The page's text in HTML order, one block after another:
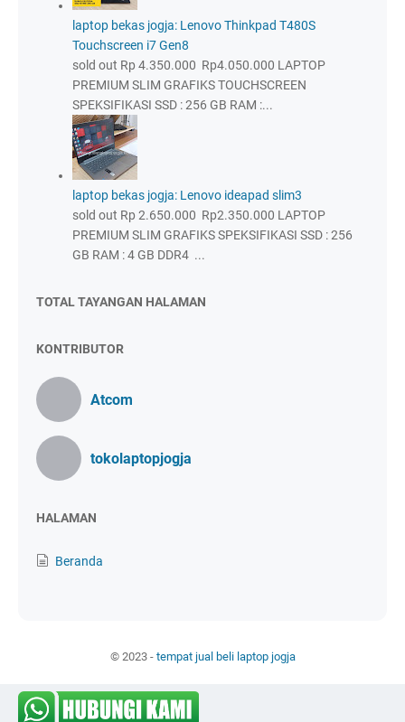
laptop bekas jogja: Lenovo Thinkpad T480S
Touchscreen i7 Gen8
sold out Rp 4.350.000 Rp4.050.000 LAPTOP
PREMIUM SLIM GRAFIKS TOUCHSCREEN
SPEKSIFIKASI SSD : 256 GB RAM :...
laptop bekas jogja: Lenovo ideapad slim3
sold out Rp 2.650.000 Rp2.350.000 LAPTOP
PREMIUM SLIM GRAFIKS SPEKSIFIKASI SSD : 256
GB RAM : 4 GB DDR4 ...
TOTAL TAYANGAN HALAMAN
KONTRIBUTOR
Atcom
tokolaptopjogja
HALAMAN
Beranda
© 2023 - tempat jual beli laptop jogja